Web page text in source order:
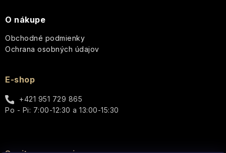
O nákupe
Obchodné podmienky
Ochrana osobných údajov
E-shop
+421 951 729 865
Po - Pi: 7:00-12:30 a 13:00-15:30